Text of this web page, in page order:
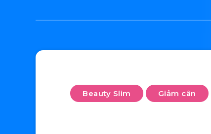
Beauty Slim Giảm cân